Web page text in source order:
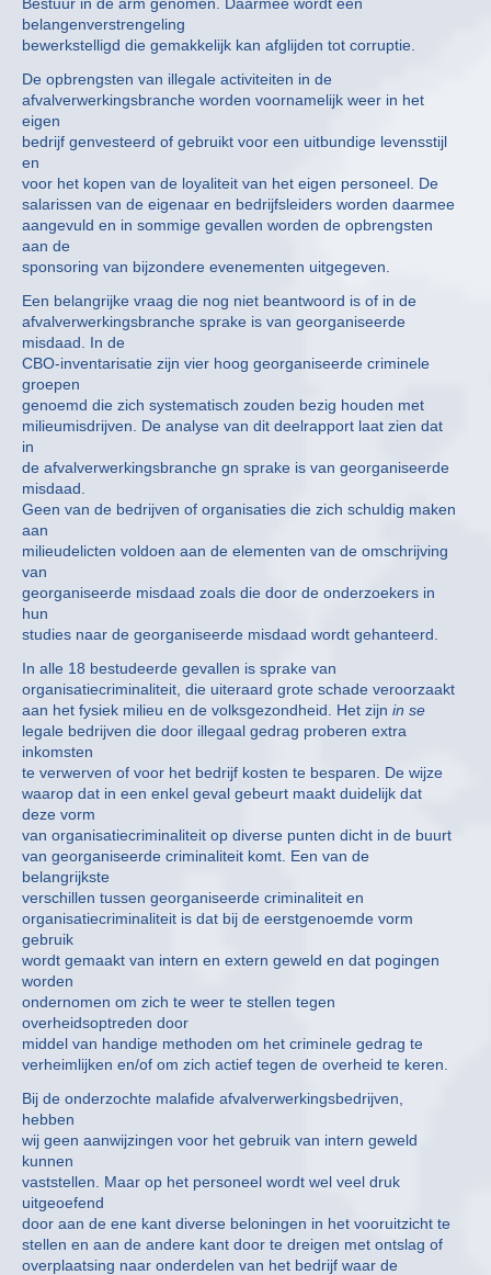
belangenverstrengeling
bewerkstelligd die gemakkelijk kan afglijden tot corruptie.
De opbrengsten van illegale activiteiten in de
afvalverwerkingsbranche worden voornamelijk weer in het
eigen
bedrijf genvesteerd of gebruikt voor een uitbundige levensstijl
en
voor het kopen van de loyaliteit van het eigen personeel. De
salarissen van de eigenaar en bedrijfsleiders worden daarmee
aangevuld en in sommige gevallen worden de opbrengsten
aan de
sponsoring van bijzondere evenementen uitgegeven.
Een belangrijke vraag die nog niet beantwoord is of in de
afvalverwerkingsbranche sprake is van georganiseerde
misdaad. In de
CBO-inventarisatie zijn vier hoog georganiseerde criminele
groepen
genoemd die zich systematisch zouden bezig houden met
milieumisdrijven. De analyse van dit deelrapport laat zien dat
in
de afvalverwerkingsbranche gn sprake is van georganiseerde
misdaad.
Geen van de bedrijven of organisaties die zich schuldig maken
aan
milieudelicten voldoen aan de elementen van de omschrijving
van
georganiseerde misdaad zoals die door de onderzoekers in
hun
studies naar de georganiseerde misdaad wordt gehanteerd.
In alle 18 bestudeerde gevallen is sprake van
organisatiecriminaliteit, die uiteraard grote schade veroorzaakt
aan het fysiek milieu en de volksgezondheid. Het zijn in se
legale bedrijven die door illegaal gedrag proberen extra
inkomsten
te verwerven of voor het bedrijf kosten te besparen. De wijze
waarop dat in een enkel geval gebeurt maakt duidelijk dat
deze vorm
van organisatiecriminaliteit op diverse punten dicht in de buurt
van georganiseerde criminaliteit komt. Een van de
belangrijkste
verschillen tussen georganiseerde criminaliteit en
organisatiecriminaliteit is dat bij de eerstgenoemde vorm
gebruik
wordt gemaakt van intern en extern geweld en dat pogingen
worden
ondernomen om zich te weer te stellen tegen
overheidsoptreden door
middel van handige methoden om het criminele gedrag te
verheimlijken en/of om zich actief tegen de overheid te keren.
Bij de onderzochte malafide afvalverwerkingsbedrijven,
hebben
wij geen aanwijzingen voor het gebruik van intern geweld
kunnen
vaststellen. Maar op het personeel wordt wel veel druk
uitgeoefend
door aan de ene kant diverse beloningen in het vooruitzicht te
stellen en aan de andere kant door te dreigen met ontslag of
overplaatsing naar onderdelen van het bedrijf waar de